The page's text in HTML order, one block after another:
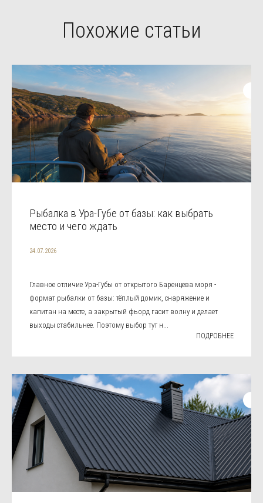
Похожие статьи
Рыбалка в Ура-Губе от базы: как выбрать
место и чего ждать
24.07.2026
Главное отличие Ура-Губы от открытого Баренцева моря -
формат рыбалки от базы: тёплый домик, снаряжение и
капитан на месте, а закрытый фьорд гасит волну и делает
выходы стабильнее. Поэтому выбор тут н...
ПОДРОБНЕЕ